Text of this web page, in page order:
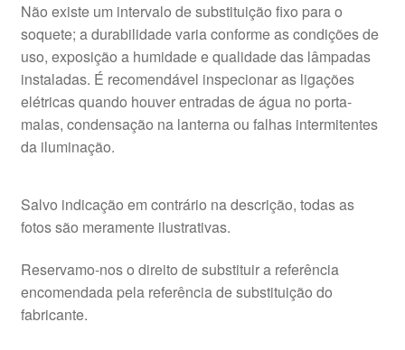
Não existe um intervalo de substituição fixo para o
soquete; a durabilidade varia conforme as condições de
uso, exposição a humidade e qualidade das lâmpadas
instaladas. É recomendável inspecionar as ligações
elétricas quando houver entradas de água no porta-
malas, condensação na lanterna ou falhas intermitentes
da iluminação.
Salvo indicação em contrário na descrição, todas as
fotos são meramente ilustrativas.
Reservamo-nos o direito de substituir a referência
encomendada pela referência de substituição do
fabricante.